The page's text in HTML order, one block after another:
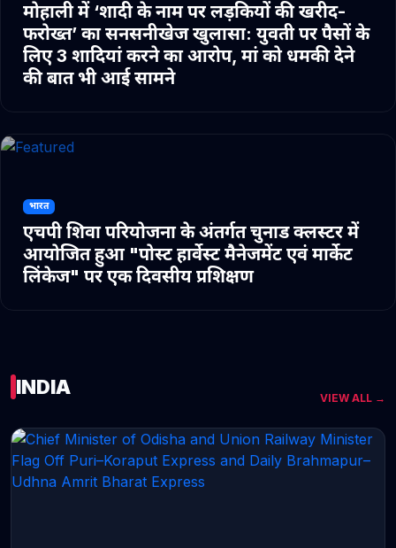
मोहाली में ‘शादी के नाम पर लड़कियों की खरीद-
फरोख्त’ का सनसनीखेज खुलासा: युवती पर पैसों के
लिए 3 शादियां करने का आरोप, मां को धमकी देने
की बात भी आई सामने
भारत
एचपी शिवा परियोजना के अंतर्गत चुनाड क्लस्टर में
आयोजित हुआ "पोस्ट हार्वेस्ट मैनेजमेंट एवं मार्केट
लिंकेज" पर एक दिवसीय प्रशिक्षण
INDIA VIEW ALL →